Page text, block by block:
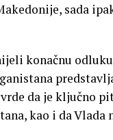
sada
konačnu
da je ključno
kao i da Vlada